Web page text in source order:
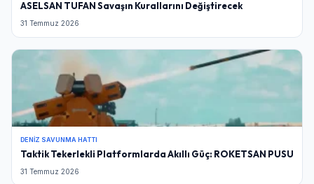
ASELSAN TUFAN Savaşın Kurallarını Değiştirecek
31 Temmuz 2026
DENIZ SAVUNMA HATTI
Taktik Tekerlekli Platformlarda Akıllı Güç: ROKETSAN PUSU
31 Temmuz 2026